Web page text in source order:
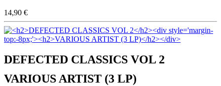
14,90 €
DEFECTED CLASSICS VOL 2
VARIOUS ARTIST (3 LP)